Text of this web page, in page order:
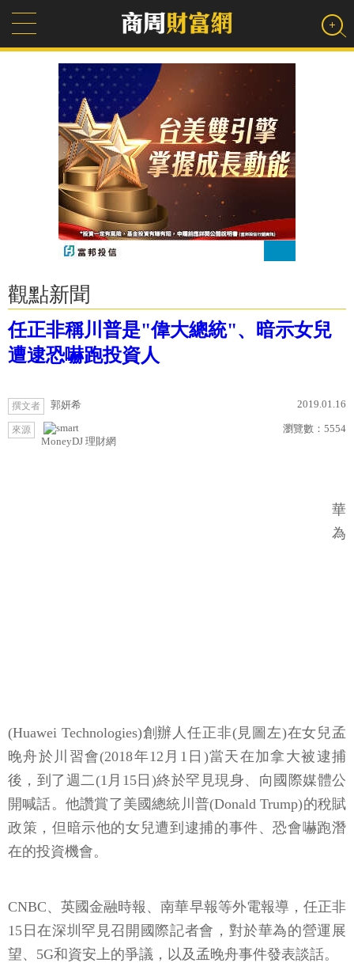
觀點新聞
任正非稱川普是"偉大總統"、暗示女兒
遭逮恐嚇跑投資人
撰文者 郭妍希 2019.01.16
來源
MoneyDJ 理財網
瀏覽數： 5554
華
為
(Huawei Technologies)創辦人任正非(見圖左)在女兒孟
晚舟於川習會(2018年12月1日)當天在加拿大被逮捕
後，到了週二(1月15日)終於罕見現身、向國際媒體公
開喊話。他讚賞了美國總統川普(Donald Trump)的稅賦
政策，但暗示他的女兒遭到逮捕的事件、恐會嚇跑潛
在的投資機會。
CNBC、英國金融時報、南華早報等外電報導，任正非
15日在深圳罕見召開國際記者會，對於華為的營運展
望、5G和資安上的爭議，以及孟晚舟事件發表談話。